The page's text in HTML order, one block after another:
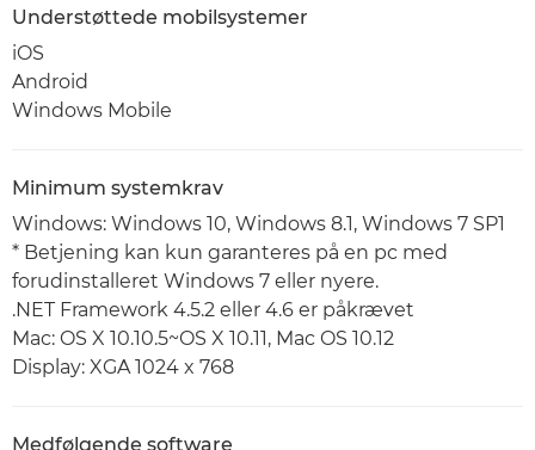
Understøttede mobilsystemer
iOS
Android
Windows Mobile
Minimum systemkrav
Windows: Windows 10, Windows 8.1, Windows 7 SP1
* Betjening kan kun garanteres på en pc med
forudinstalleret Windows 7 eller nyere.
.NET Framework 4.5.2 eller 4.6 er påkrævet
Mac: OS X 10.10.5~OS X 10.11, Mac OS 10.12
Display: XGA 1024 x 768
Medfølgende software